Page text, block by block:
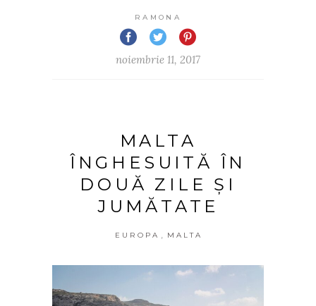
RAMONA
noiembrie 11, 2017
MALTA
ÎNGHESUITĂ ÎN
DOUĂ ZILE ȘI
JUMĂTATE
EUROPA MALTA